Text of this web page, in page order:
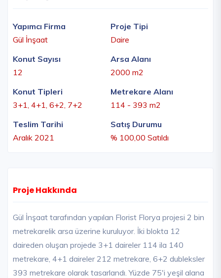
Yapımcı Firma
Gül İnşaat
Proje Tipi
Daire
Konut Sayısı
12
Arsa Alanı
2000 m2
Konut Tipleri
3+1, 4+1, 6+2, 7+2
Metrekare Alanı
114 - 393 m2
Teslim Tarihi
Aralık 2021
Satış Durumu
% 100,00 Satıldı
Proje Hakkında
Gül İnşaat tarafından yapılan Florist Florya projesi 2 bin
metrekarelik arsa üzerine kuruluyor. İki blokta 12
daireden oluşan projede 3+1 daireler 114 ila 140
metrekare, 4+1 daireler 212 metrekare, 6+2 dubleksler
393 metrekare olarak tasarlandı. Yüzde 75'i yeşil alana